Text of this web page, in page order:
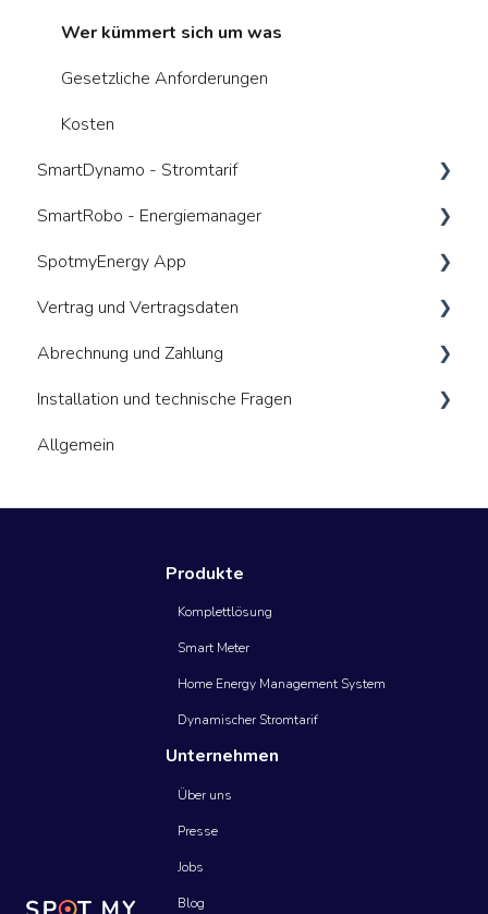
Wer kümmert sich um was
Gesetzliche Anforderungen
Kosten
SmartDynamo - Stromtarif
Was ist ein dynamischer Tarif
Anbieterwechsel
Wie nutze ich den Tarif bestmöglich
Vorteile und Risiken
Kosten
SmartRobo - Energiemanager
Was ist ein Energiemanager (HEMS)
Voraussetzungen / Kompatibilitäten
Funktionalitäten
Vorteile und Risiken
SpotmyEnergy App
Allgemeines
Anmeldung und Registrierung
Geräte verbinden
Daten in der App
Vertrag und Vertragsdaten
Allgemeines
Vertragswiderruf und Kündigung
Abrechnung und Zahlung
Abrechnung Messstelle (MSB)
Abrechnung Stromtarif
Installation und technische Fragen
Allgemeines
Allgemein
Produkte
Komplettlösung
Smart Meter
Home Energy Management System
Dynamischer Stromtarif
Unternehmen
Über uns
Presse
Jobs
Blog